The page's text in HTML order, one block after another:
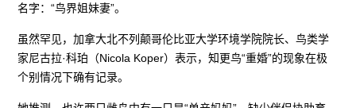
名字：“鸟界姐妹妻”。
虽然罕见，加拿大北不列颠哥伦比亚大学环境学院院长、鸟类学
家尼古拉·科珀（Nicola Koper）表示，知更鸟“重婚”的现象在极
个别情况下确有记录。